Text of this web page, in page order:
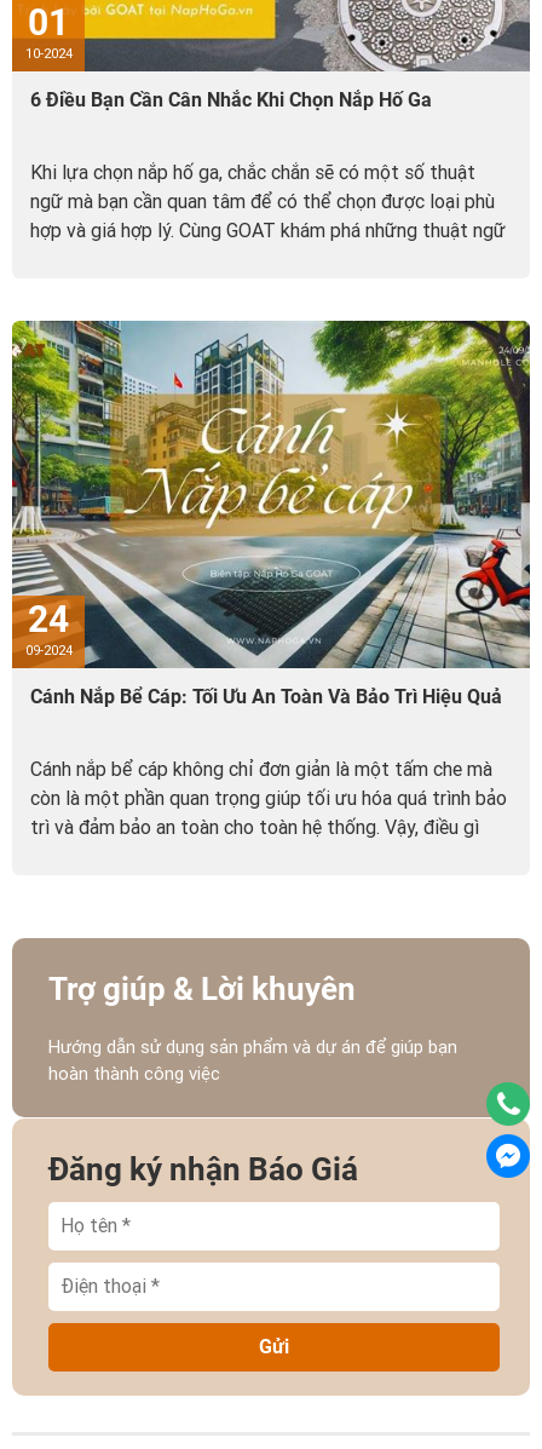
01
10-2024
6 Điều Bạn Cần Cân Nhắc Khi Chọn Nắp Hố Ga
Khi lựa chọn nắp hố ga, chắc chắn sẽ có một số thuật
ngữ mà bạn cần quan tâm để có thể chọn được loại phù
hợp và giá hợp lý. Cùng GOAT khám phá những thuật ngữ
24
09-2024
Cánh Nắp Bể Cáp: Tối Ưu An Toàn Và Bảo Trì Hiệu Quả
Cánh nắp bể cáp không chỉ đơn giản là một tấm che mà
còn là một phần quan trọng giúp tối ưu hóa quá trình bảo
trì và đảm bảo an toàn cho toàn hệ thống. Vậy, điều gì
Trợ giúp & Lời khuyên
Hướng dẫn sử dụng sản phẩm và dự án để giúp bạn
hoàn thành công việc
Đăng ký nhận Báo Giá
Gửi